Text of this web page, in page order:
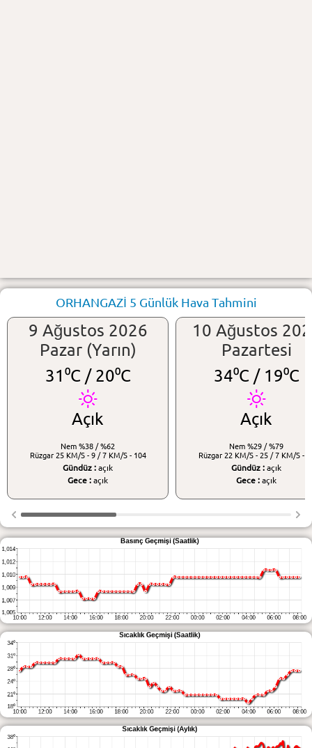
ORHANGAZİ 5 Günlük Hava Tahmini
9 Ağustos 2026
Pazar (Yarın)
31⁰C /20⁰C
Açık
Nem %38 / %62
Rüzgar 25 KM/S - 9 / 7 KM/S - 104
Gündüz : açık
Gece : açık
10 Ağustos
Pazartesi
34⁰C /19⁰C
Açık
Nem %29 / %79
Rüzgar 22 KM/S - 25 / 7 KM/S -
Gündüz : açık
Gece : açık